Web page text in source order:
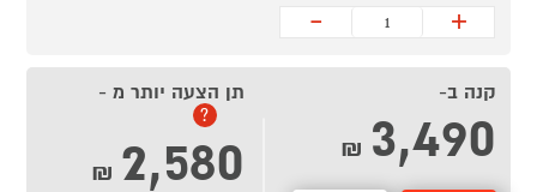
+
-
קנה ב-
3,490
₪
תן הצעה יותר מ -
?
2,580
₪